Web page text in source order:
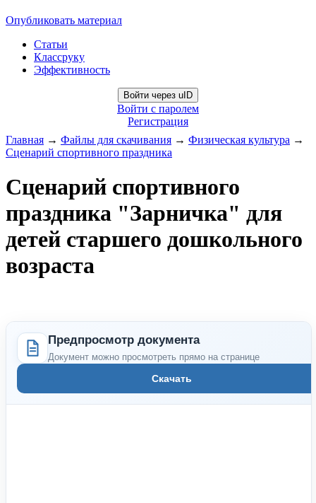
Опубликовать материал
Статьи
Классруку
Эффективность
Войти через uID
Войти с паролем
Регистрация
Главная → Файлы для скачивания → Физическая культура →
Сценарий спортивного праздника
Сценарий спортивного
праздника "Зарничка" для
детей старшего дошкольного
возраста
Предпросмотр документа
Документ можно просмотреть прямо на странице
Скачать